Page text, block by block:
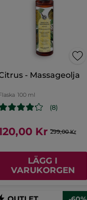
- Massageolja
100 ml
(8)
Kr 299,00 Kr
LÄGG I
VARUKORGEN